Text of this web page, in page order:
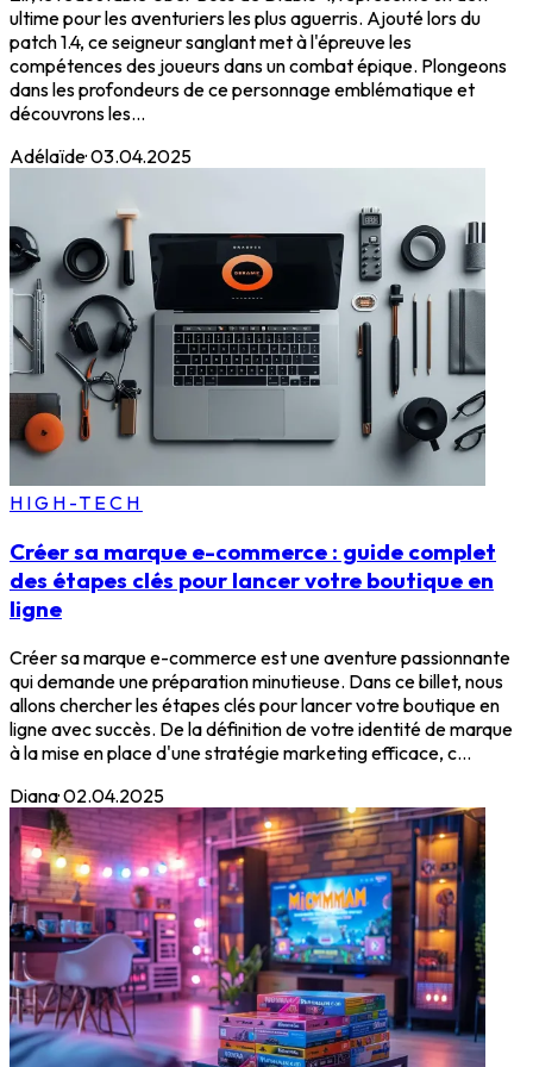
ultime pour les aventuriers les plus aguerris. Ajouté lors du
patch 1.4, ce seigneur sanglant met à l'épreuve les
compétences des joueurs dans un combat épique. Plongeons
dans les profondeurs de ce personnage emblématique et
découvrons les...
Adélaïde·03.04.2025
HIGH-TECH
Créer sa marque e-commerce : guide complet
des étapes clés pour lancer votre boutique en
ligne
Créer sa marque e-commerce est une aventure passionnante
qui demande une préparation minutieuse. Dans ce billet, nous
allons chercher les étapes clés pour lancer votre boutique en
ligne avec succès. De la définition de votre identité de marque
à la mise en place d'une stratégie marketing efficace, c...
Diana·02.04.2025